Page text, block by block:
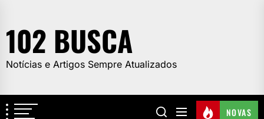
the
content
102 BUSCA
Notícias e Artigos Sempre Atualizados
NOVAS